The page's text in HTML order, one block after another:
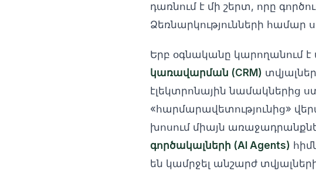
դառնում է մի շերտ, որը
Ձեռնարկությունների համար
Երբ օգնականը կարողանում
կառավարման (CRM)
էլեկտրոնային նամակներից
«հարմարավետությունից»
խոսում միայն
գործակալների (AI Agents)
են կամրջել անշարժ